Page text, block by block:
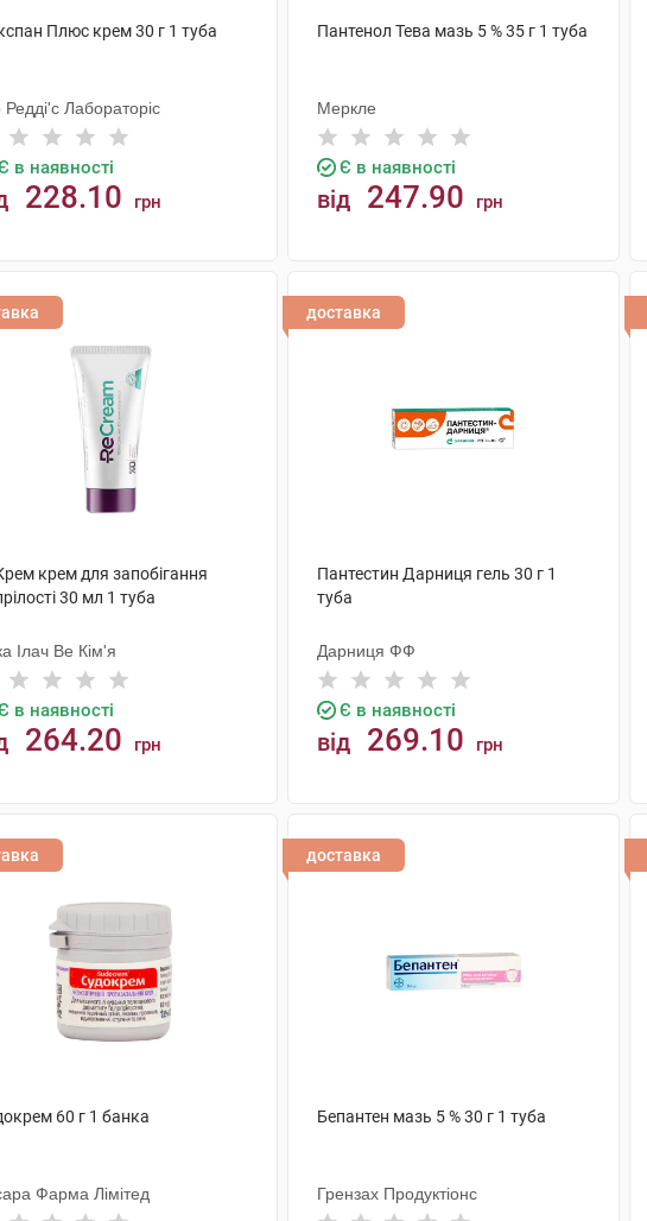
Плюс крем 30 г 1 туба
Редді'с Лабораторіс
в наявності
228.10 грн
Пантенол Тева мазь 5 % 35 г 1 туба
Меркле
Є в наявності
від 247.90 грн
крем для запобігання
30 мл 1 туба
Ілач Ве Кім'я
в наявності
264.20 грн
доставка
Пантестин Дарниця гель 30 г 1
туба
Дарниця ФФ
Є в наявності
від 269.10 грн
60 г 1 банка
Фарма Лімітед
доставка
Бепантен мазь 5 % 30 г 1 туба
Грензах Продуктіонс